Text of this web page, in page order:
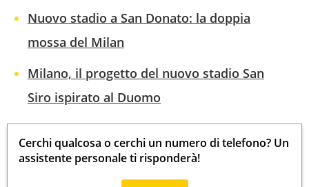
Nuovo stadio a San Donato: la doppia
mossa del Milan
Milano, il progetto del nuovo stadio San
Siro ispirato al Duomo
Cerchi qualcosa o cerchi un numero di telefono? Un
assistente personale ti risponderà!